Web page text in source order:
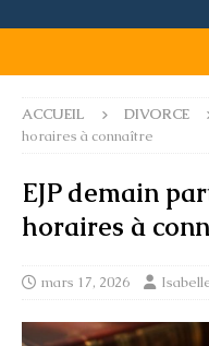
ACCUEIL DIVORCE
horaires à connaître
EJP demain
horaires à
mars 17, 2026